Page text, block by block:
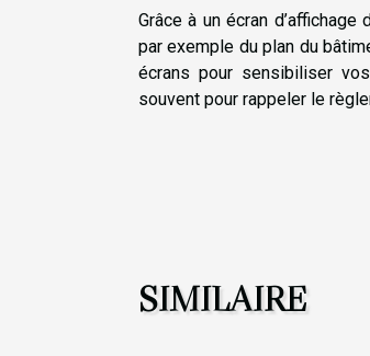
Grâce à un écran
par exemple du plan du
écrans pour sensibiliser
souvent pour rappeler le
SIMILAIRE